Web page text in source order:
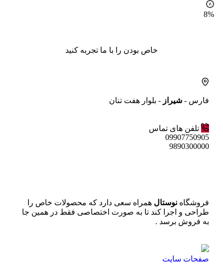
8%
خاص بودن را با ما تجربه کنید
فارس - شیراز - بلوار هفت تنان
تلفن های تماس
09907750905
9890300000
فروشگاه نوستال همراه سعی دارد که محصولات خاص را
طراحی و اجرا کند تا به صورت اختصاصی فقط در همین جا
به فروش برسد .
صفحات سایت